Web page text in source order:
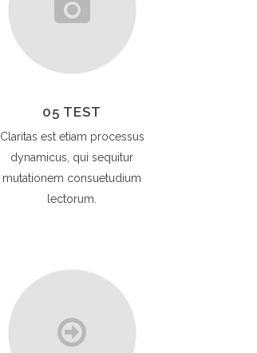
05 TEST
Claritas est etiam processus
dynamicus, qui sequitur
mutationem consuetudium
lectorum.